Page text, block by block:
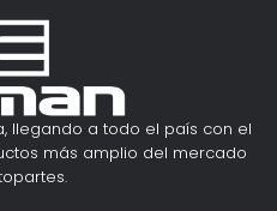
llegando a todo el país con el
más amplio del mercado